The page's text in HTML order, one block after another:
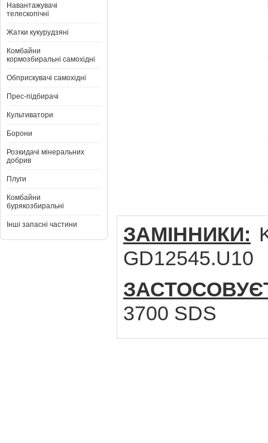
Навантажувачі
телескопічні
Жатки кукурудзяні
Комбайни
кормозбиральні самохідні
Обприскувачі самохідні
Прес-підбирачі
Культиватори
Борони
Розкидачі мінеральних
добрив
Плуги
Комбайни
бурякозбиральні
Інші запасні частини ЗАМІННИКИ:
GD12545.U10
3700 SDS